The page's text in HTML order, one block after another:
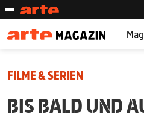
FILME & SERIEN
BIS BALD UND